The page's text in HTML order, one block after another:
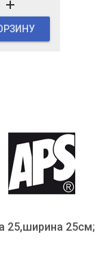
25,ширина 25см;